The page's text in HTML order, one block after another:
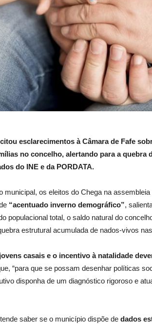
esclarecimentos à Câmara de Fafe
no concelho, alertando para a quebra
do INE e da PORDATA.
municipal, os eleitos do Chega na
“acentuado inverno demográfico”,
populacional total, o saldo natural do
estrutural acumulada de nados-vivos
casais e o incentivo à natalidade
“para que se possam desenhar políticas
disponha de um diagnóstico rigoroso e
saber se o município dispõe de dados